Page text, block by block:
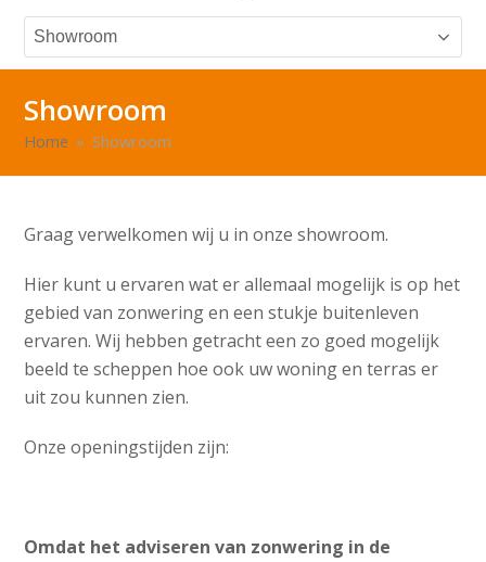
Showroom
Home » Showroom
Graag verwelkomen wij u in onze showroom.
Hier kunt u ervaren wat er allemaal mogelijk is op het
gebied van zonwering en een stukje buitenleven
ervaren. Wij hebben getracht een zo goed mogelijk
beeld te scheppen hoe ook uw woning en terras er
uit zou kunnen zien.
Onze openingstijden zijn:
Omdat het adviseren van zonwering in de